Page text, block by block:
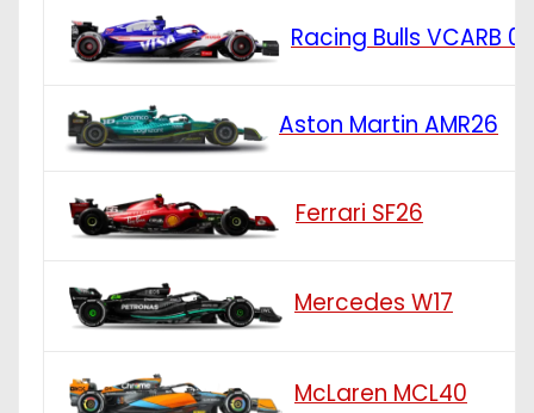
Racing Bulls VCARB 03
Aston Martin AMR26
Ferrari SF26
Mercedes W17
McLaren MCL40